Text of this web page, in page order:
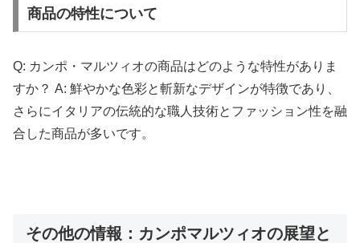
商品の特性について
Q: カンポ・マルツィオの商品はどのような特性がありま
すか？ A: 鮮やかな色彩と斬新なデザインが特徴であり、
さらにイタリアの伝統的な職人技術とファッション性を融
合した商品が多いです。
その他の情報：カンポマルツィオの展望と